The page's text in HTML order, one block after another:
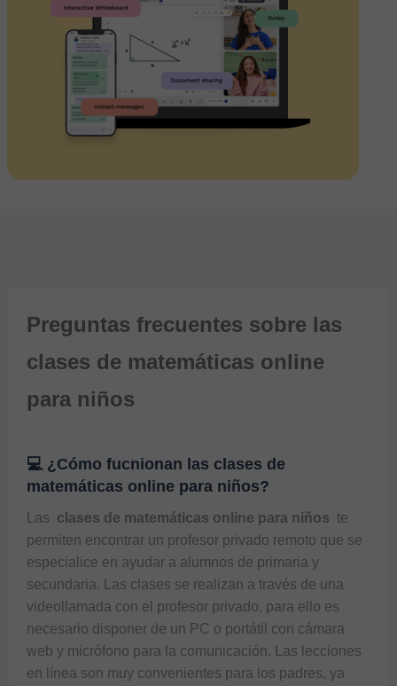
Preguntas frecuentes sobre las
clases de matemáticas online
para niños
💻 ¿Cómo fucnionan las clases de
matemáticas online para niños?
Las clases de matemáticas online para niños te
permiten encontrar un profesor privado remoto que se
especialice en ayudar a alumnos de primaria y
secundaria. Las clases se realizan a través de una
videollamada con el profesor privado, para ello es
necesario disponer de un PC o portátil con cámara
web y micrófono para la comunicación. Las lecciones
en línea son muy convenientes para los padres, ya